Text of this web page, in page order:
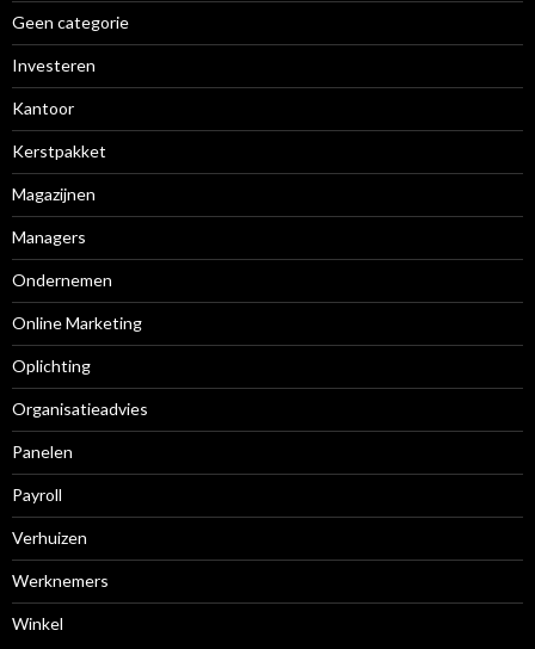
Geen categorie
Investeren
Kantoor
Kerstpakket
Magazijnen
Managers
Ondernemen
Online Marketing
Oplichting
Organisatieadvies
Panelen
Payroll
Verhuizen
Werknemers
Winkel